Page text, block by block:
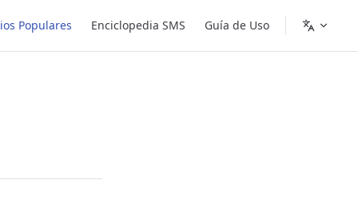
Populares Enciclopedia SMS Guía de Uso